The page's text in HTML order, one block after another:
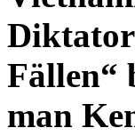
Diktator
Fällen“
man